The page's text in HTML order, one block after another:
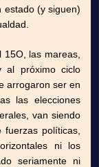
estado (y siguen)
las mareas,
al próximo ciclo
arrogaron ser en
las elecciones
van siendo
políticas,
ni los
seriamente ni